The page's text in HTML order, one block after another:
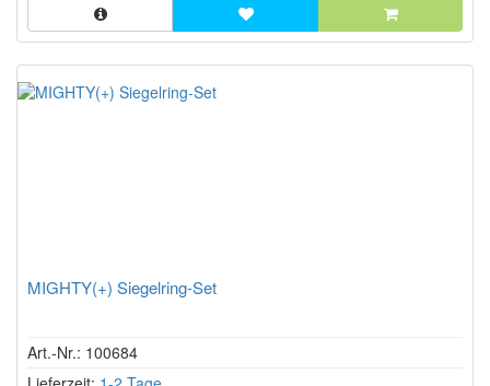
MIGHTY(+) Siegelring-Set
Art.-Nr.: 100684